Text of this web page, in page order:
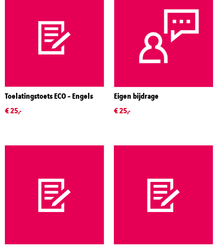
Toelatingstoets ECO – Engels
€ 25,-
Eigen bijdrage
€ 25,-